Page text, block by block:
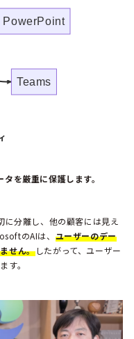
PowerPoint
Teams
を厳重に保護します。
分離し、他の顧客には見え
のAIは、 ユーザーのデー
せん。したがって、ユーザー
す。